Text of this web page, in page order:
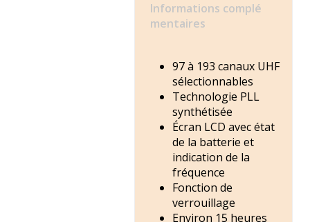
Informations complé
mentaires
97 à 193 canaux UHF
sélectionnables
Technologie PLL
synthétisée
Écran LCD avec état
de la batterie et
indication de la
fréquence
Fonction de
verrouillage
Environ 15 heures